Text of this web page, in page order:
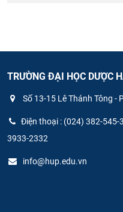
TRƯỜNG ĐẠI HỌC DƯỢC
Số 13-15 Lê Thánh Tông -
Điện thoại : (024) 382-545-
3933-2332
info@hup.edu.vn